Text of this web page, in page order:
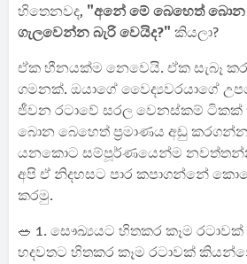
හිතෙනවද, "අනේ මේ බෙහෙත් බොන
ගැලවෙන්න බැරි වෙයිද?" කියලා?
ඒක හීනයක්ම නෙවෙයි. ඒක සැබෑ
ගමනක්. ඔයාගේ වෛද්‍යවරයාගේ
ජීවන රටාවේ සරල වෙනස්කම්
බොන බෙහෙත් ප්‍රමාණය අඩු
යනකොට සම්පූර්ණයෙන්ම
අපි ඒ නිදහසට පාර කපාගන්නේ
කරමු.
🥗 1. සෞඛ්‍යයට හිතකර කෑම
හදවතට හිතකර කෑම රටාවක්